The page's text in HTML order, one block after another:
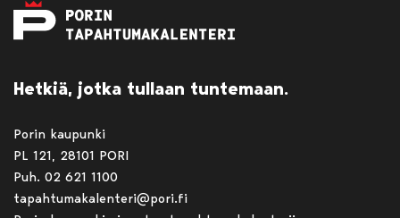
Hetkiä, jotka tullaan tuntemaan.
Porin kaupunki
PL 121, 28101 PORI
Puh. 02 621 1100
tapahtumakalenteri@pori.fi